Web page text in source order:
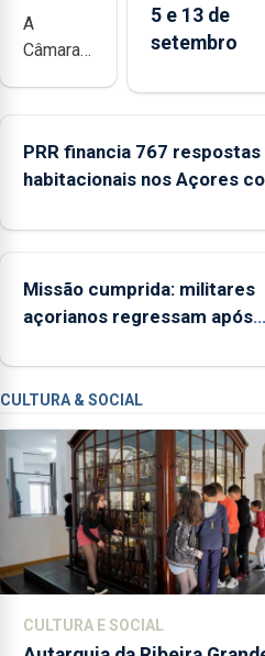
A
Câmara
Grande
está a
a
“Museus
no
que
garante
abertura
dos
museus
e
núcleos
museológicos
na Rede
5 e 13 de
setembro
PRR financia 767 respostas
habitacionais nos Açores
Missão cumprida: militares
açorianos regressam após
CULTURA & SOCIAL
CULTURA E SOCIAL